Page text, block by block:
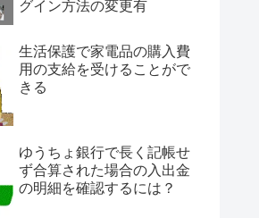
グイン方法の変更有
生活保護で家電品の購入費
用の支給を受けることがで
きる
ゆうちょ銀行で長く記帳せ
ず合算された場合の入出金
の明細を確認するには？